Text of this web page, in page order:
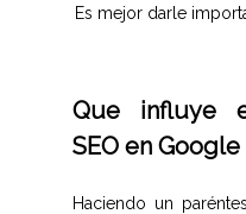
Es mejor darle
Que influye
SEO en Google
Haciendo un